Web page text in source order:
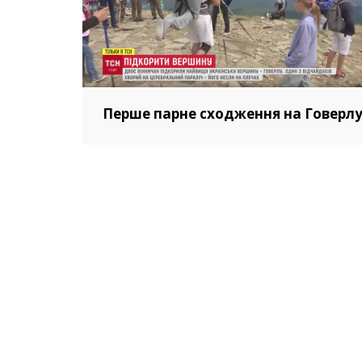
Перше парне сходження на Говерлу